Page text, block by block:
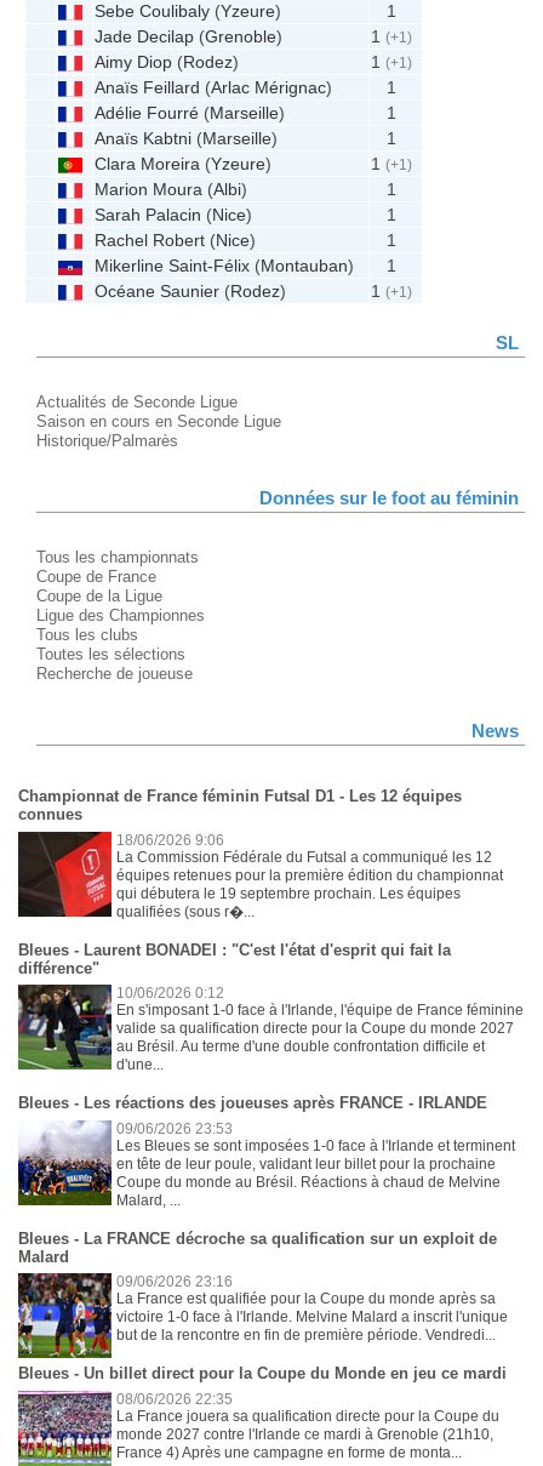
Sebe Coulibaly (Yzeure)
1
Jade Decilap (Grenoble) 1(+1)
Aimy Diop (Rodez) 1(+1)
Anaïs Feillard (Arlac Mérignac)
1
Adélie Fourré (Marseille)
1
Anaïs Kabtni (Marseille)
1
Clara Moreira (Yzeure) 1(+1)
Marion Moura (Albi)
1
Sarah Palacin (Nice)
1
Rachel Robert (Nice)
1
Mikerline Saint-Félix (Montauban)
1
Océane Saunier (Rodez) 1(+1)
SL
Actualités de Seconde Ligue
Saison en cours en Seconde Ligue
Historique/Palmarès
Données sur le foot au féminin
Tous les championnats
Coupe de France
Coupe de la Ligue
Ligue des Championnes
Tous les clubs
Toutes les sélections
Recherche de joueuse
News
Championnat de France féminin Futsal D1 - Les 12 équipes
connues
18/06/2026 9:06
La Commission Fédérale du Futsal a communiqué les 12
équipes retenues pour la première édition du championnat
qui débutera le 19 septembre prochain. Les équipes
qualifiées (sous r�...
Bleues - Laurent BONADEI : "C'est l'état d'esprit qui fait la
différence"
10/06/2026 0:12
En s'imposant 1-0 face à l'Irlande, l'équipe de France féminine
valide sa qualification directe pour la Coupe du monde 2027
au Brésil. Au terme d'une double confrontation difficile et
d'une...
Bleues - Les réactions des joueuses après FRANCE - IRLANDE
09/06/2026 23:53
Les Bleues se sont imposées 1-0 face à l'Irlande et terminent
en tête de leur poule, validant leur billet pour la prochaine
Coupe du monde au Brésil. Réactions à chaud de Melvine
Malard, ...
Bleues - La FRANCE décroche sa qualification sur un exploit de
Malard
09/06/2026 23:16
La France est qualifiée pour la Coupe du monde après sa
victoire 1-0 face à l'Irlande. Melvine Malard a inscrit l'unique
but de la rencontre en fin de première période. Vendredi...
Bleues - Un billet direct pour la Coupe du Monde en jeu ce mardi
08/06/2026 22:35
La France jouera sa qualification directe pour la Coupe du
monde 2027 contre l'Irlande ce mardi à Grenoble (21h10,
France 4) Après une campagne en forme de monta...